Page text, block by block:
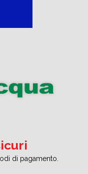
di pagamento.